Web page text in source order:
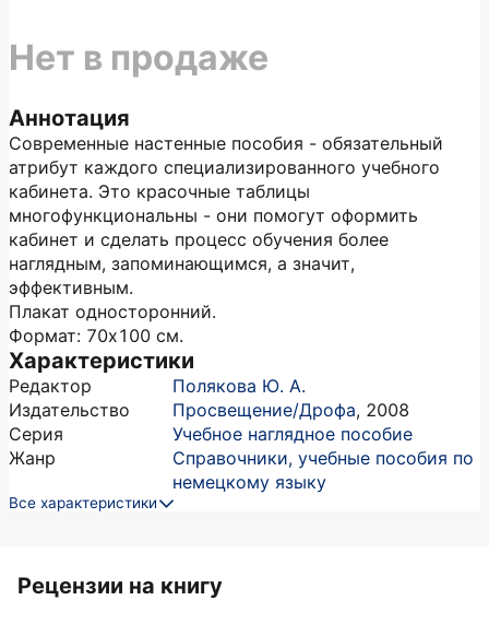
Аннотация
Современные настенные пособия - обязательный
атрибут каждого специализированного учебного
кабинета. Это красочные таблицы
многофункциональны - они помогут оформить
кабинет и сделать процесс обучения более
наглядным, запоминающимся, а значит,
эффективным.
Плакат односторонний.
Формат: 70х100 см.
Характеристики
Редактор
Полякова Ю. А.
Издательство
Просвещение/Дрофа, 2008
Серия
Учебное наглядное пособие
Жанр
Справочники, учебные пособия по
немецкому языку
Все характеристики
Нет в продаже
Рецензии на книгу